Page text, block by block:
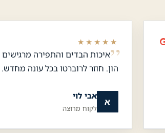
★★★★★
איכות הבדים והתפירה
הון. חוזר לרוברטו בכל עונה מחדש.
א
אבי לוי
לקוח מרוצה